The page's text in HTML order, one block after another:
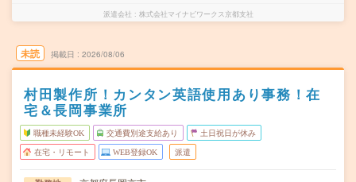
派遣会社 株式会社マイナビワークス京都支社
未読 掲載日 2026/08/06
村田製作所！カンタン英語使用あり事務！在
宅＆長岡事業所
職種未経験OK 交通費別途支給あり 土日祝日が休み
在宅・リモート WEB登録OK 派遣